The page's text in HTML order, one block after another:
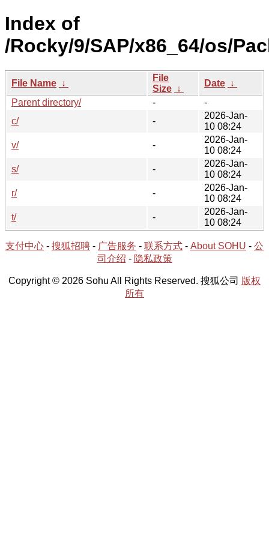
Index of
/Rocky/9/SAP/x86_64/os/
File Name ↓
File
Size ↓
Date ↓
Parent directory/
-
-
c/
-
2026-Jan-
10 08:24
v/
-
2026-Jan-
10 08:24
s/
-
2026-Jan-
10 08:24
r/
-
2026-Jan-
10 08:24
t/
-
2026-Jan-
10 08:24
支付中心 - 搜狐招聘 - 广告服务 - 联系方式 - About SOHU - 公
司介绍 - 隐私政策
Copyright © 2026 Sohu All Rights Reserved. 搜狐公司 版权
所有